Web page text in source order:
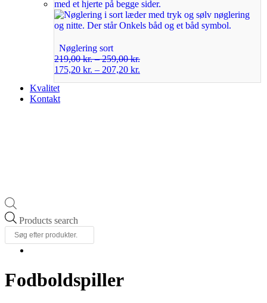
Nøglering sort
219,00kr.–259,00kr.
175,20 kr. – 207,20 kr.
Kvalitet
Kontakt
Products search
Fodboldspiller